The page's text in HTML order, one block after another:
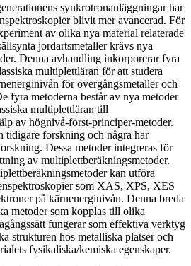
synkrotronanläggningar har
blivit mer avancerad. För
av olika nya material relaterade
jordartsmetaller krävs nya
Denna avhandling inkorporerar fyra
multiplettläran för att studera
för övergångsmetaller och
fyra metoderna består av nya metoder
multiplettläran till
av högnivå-först-principer-metoder.
tidigare forskning och några har
Dessa metoder integreras för
av multiplettberäkningsmetoder.
kan utföra
som XAS, XPS, XES
på kärnenerginivån. Denna breda
metoder som kopplas till olika
fungerar som effektiva verktyg
strukturen hos metalliska platser och
fysikaliska/kemiska egenskaper.